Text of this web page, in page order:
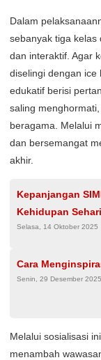
Dalam
sebanyak tiga kelas
dan interaktif. Agar
diselingi dengan ice
edukatif berisi
saling
beragama. Melalui
dan bersemangat
akhir.
Kepanjangan
Kehidupan
Selasa, 14 Oktober 2025
Cara
Senin, 29 Desember 2025
Melalui sosialisasi
menambah